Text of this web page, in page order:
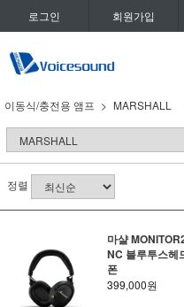
로그인 회원가입
이동식/충전용 앰프 MARSHALL
정렬
마샬
NC 블루투스헤
폰
399,000원